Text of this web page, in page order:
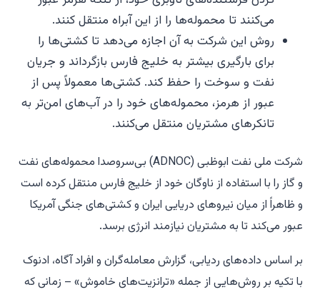
می‌کنند تا محموله‌ها را از این آبراه منتقل کنند.
روش این شرکت به آن اجازه می‌دهد تا کشتی‌ها را
برای بارگیری بیشتر به خلیج فارس بازگرداند و جریان
نفت و سوخت را حفظ کند. کشتی‌ها معمولاً پس از
عبور از هرمز، محموله‌های خود را در آب‌های امن‌تر به
تانکرهای مشتریان منتقل می‌کنند.
شرکت ملی نفت ابوظبی (ADNOC) بی‌سروصدا محموله‌های نفت
و گاز را با استفاده از ناوگان خود از خلیج فارس منتقل کرده است
و ظاهراً از میان نیروهای دریایی ایران و کشتی‌های جنگی آمریکا
عبور می‌کند تا به مشتریان نیازمند انرژی برسد.
بر اساس داده‌های ردیابی، گزارش معامله‌گران و افراد آگاه، ادنوک
با تکیه بر روش‌هایی از جمله «ترانزیت‌های خاموش» – زمانی که